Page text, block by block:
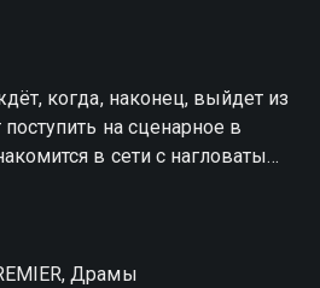
когда, наконец, выйдет из
на сценарное в
в сети с нагловатым
в любовь, она — в
слишком настойчивой, Рома
лучше, чем инсценировать
Драмы